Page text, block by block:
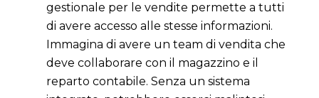
gestionale per le vendite permette a tutti
di avere accesso alle stesse informazioni.
Immagina di avere un team di vendita che
deve collaborare con il magazzino e il
reparto contabile. Senza un sistema